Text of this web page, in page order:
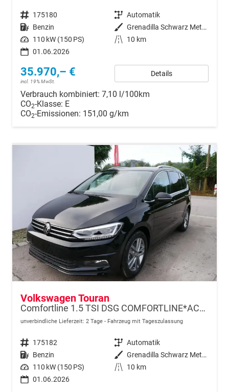
Fahrzeugnr. 175180 Getriebe Automatik
Kraftstoff Benzin Außenfarbe
Grenadilla Schwarz Metallic
Leistung 110 kW (150 PS) Kilometerstand
10 km
01.06.2026
35.970,– €
incl. 19% MwSt.
Details
Verbrauch kombiniert: 7,10 l/100km
CO2-Klasse: E
CO2-Emissionen: 151,00 g/km
Volkswagen Touran
Comfortline 1.5 TSI DSG COMFORTLINE*ACC*LED*PDC*KAMERA*NAVI*SHZ* 7-SITZER 17-ZOLL
unverbindliche Lieferzeit: 2 Tage Fahrzeug mit Tageszulassung
Fahrzeugnr. 175182 Getriebe Automatik
Kraftstoff Benzin Außenfarbe
Grenadilla Schwarz Metallic
Leistung 110 kW (150 PS) Kilometerstand
10 km
01.06.2026